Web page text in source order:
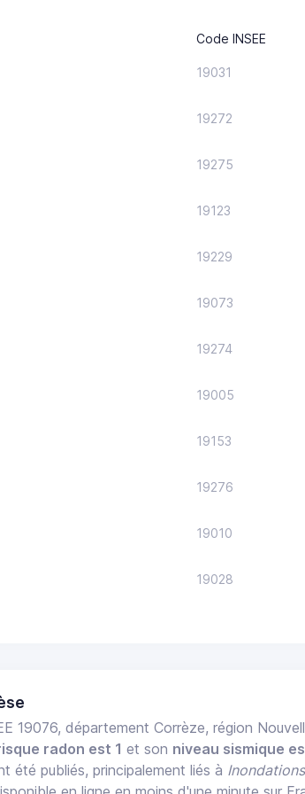
Code INSEE
19031
19272
19275
19123
19229
19073
19274
19005
19153
19276
19010
19028
19076, département Corrèze, région
radon est 1 et son niveau sismique
été publiés, principalement liés à